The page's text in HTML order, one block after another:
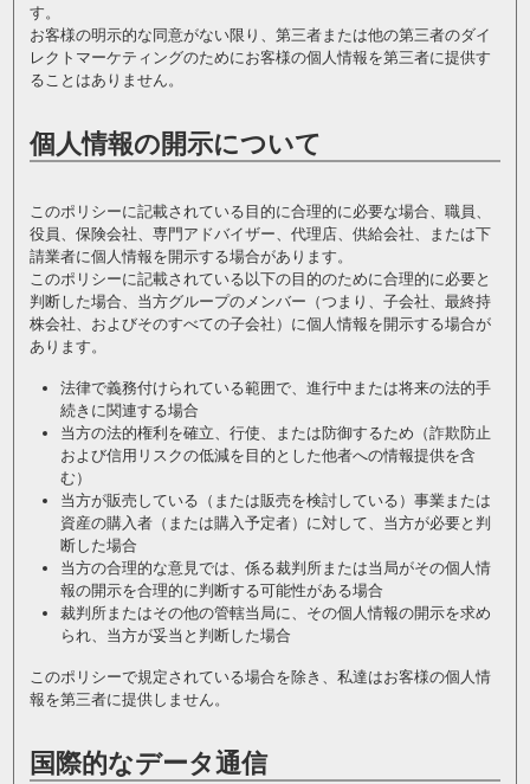
す。
お客様の明示的な同意がない限り、第三者または他の第三者のダイ
レクトマーケティングのためにお客様の個人情報を第三者に提供す
ることはありません。
個人情報の開示について
このポリシーに記載されている目的に合理的に必要な場合、職員、
役員、保険会社、専門アドバイザー、代理店、供給会社、または下
請業者に個人情報を開示する場合があります。
このポリシーに記載されている以下の目的のために合理的に必要と
判断した場合、当方グループのメンバー（つまり、子会社、最終持
株会社、およびそのすべての子会社）に個人情報を開示する場合が
あります。
法律で義務付けられている範囲で、進行中または将来の法的手
続きに関連する場合
当方の法的権利を確立、行使、または防御するため（詐欺防止
および信用リスクの低減を目的とした他者への情報提供を含
む）
当方が販売している（または販売を検討している）事業または
資産の購入者（または購入予定者）に対して、当方が必要と判
断した場合
当方の合理的な意見では、係る裁判所または当局がその個人情
報の開示を合理的に判断する可能性がある場合
裁判所またはその他の管轄当局に、その個人情報の開示を求め
られ、当方が妥当と判断した場合
このポリシーで規定されている場合を除き、私達はお客様の個人情
報を第三者に提供しません。
国際的なデータ通信